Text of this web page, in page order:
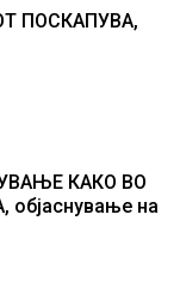
ПОСКАПУВА,
КАКО ВО
на